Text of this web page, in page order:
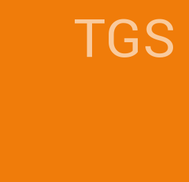
TGS